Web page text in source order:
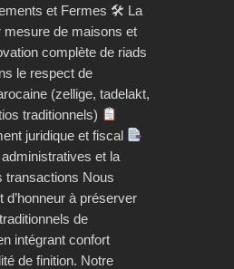
et Fermes 🛠 La
de maisons et
complète de riads
le respect de
(zellige, tadelakt,
traditionnels)
juridique et fiscal
et la
transactions Nous
d’honneur à préserver
de
intégrant confort
de finition. Notre